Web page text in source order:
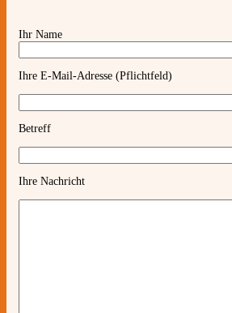
Ihr Name
Ihre E-Mail-Adresse (Pflichtfeld)
Betreff
Ihre Nachricht